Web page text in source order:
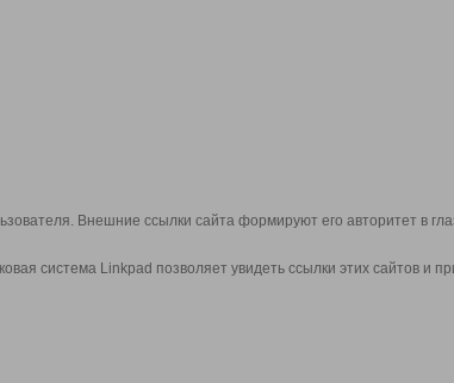
Внешние ссылки сайта формируют его авторитет в
система Linkpad позволяет увидеть ссылки этих сайтов и